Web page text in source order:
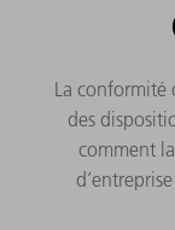
La conformité
des
comment